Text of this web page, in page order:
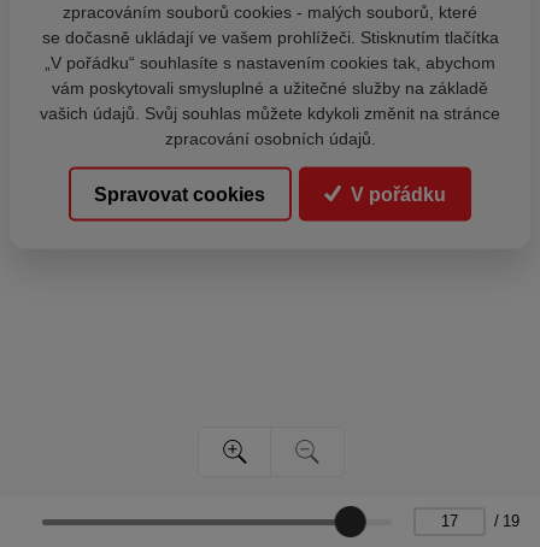
/ 19
zpracováním souborů cookies - malých souborů, které
se dočasně ukládají ve vašem prohlížeči. Stisknutím tlačítka
„V pořádku“ souhlasíte s nastavením cookies tak, abychom
vám poskytovali smysluplné a užitečné služby na základě
vašich údajů. Svůj souhlas můžete kdykoli změnit na stránce
zpracování osobních údajů.
Spravovat cookies V pořádku